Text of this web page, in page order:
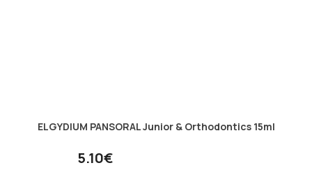
ELGYDIUM PANSORAL Junior & Orthodontics 15ml
5.10€